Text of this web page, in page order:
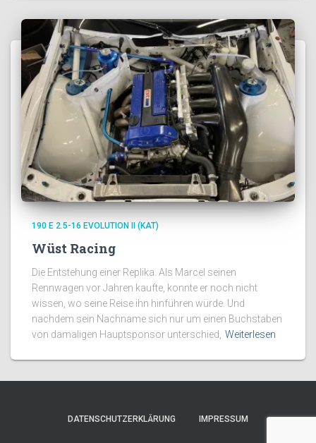
190 E 2.5-16 EVOLUTION II (KAT)
Wüst Racing
Die Entstehung einer Replika. Als Marcel seinen
Rennwagen vor Jahren kaufte, konnte er noch nicht
wissen, wo seine Reise ihn hinführen würde. Und
nachdem sein Nachname sich nur um einen Buchstaben
von damaligen Hauptsponsor unterschied,
Weiterlesen
DATENSCHUTZERKLÄRUNG IMPRESSUM